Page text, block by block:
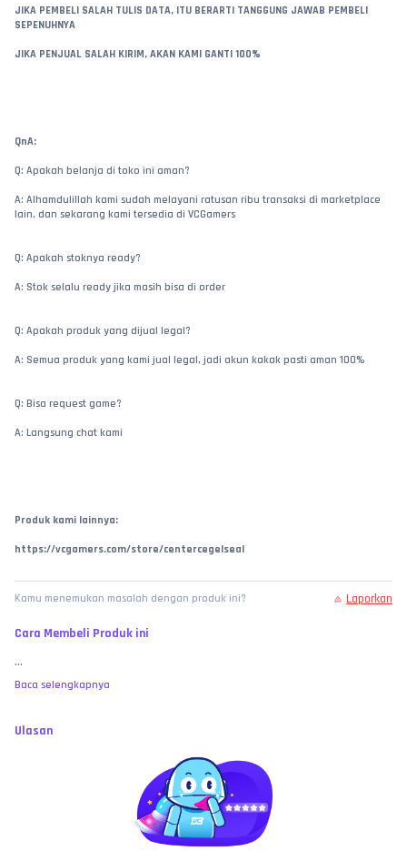
JIKA PEMBELI SALAH TULIS DATA, ITU BERARTI TANGGUNG JAWAB PEMBELI
SEPENUHNYA
JIKA PENJUAL SALAH KIRIM, AKAN KAMI GANTI 100%
QnA:
Q: Apakah belanja di toko ini aman?
A: Alhamdulillah kami sudah melayani ratusan ribu transaksi di marketplace
lain, dan sekarang kami tersedia di VCGamers
Q: Apakah stoknya ready?
A: Stok selalu ready jika masih bisa di order
Q: Apakah produk yang dijual legal?
A: Semua produk yang kami jual legal, jadi akun kakak pasti aman 100%
Q: Bisa request game?
A: Langsung chat kami
Produk kami lainnya:
https://vcgamers.com/store/centercegelseal
Kamu menemukan masalah dengan produk ini? Laporkan
Cara Membeli Produk ini
...
Baca selengkapnya
Ulasan